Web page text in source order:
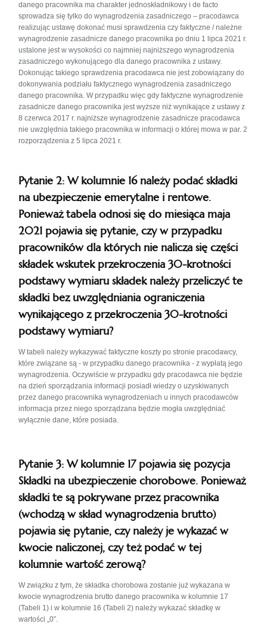
danego pracownika ma charakter jednoskładnikowy i de facto
sprowadza się tylko do wynagrodzenia zasadniczego – pracodawca
realizując ustawę dokonać musi sprawdzenia czy faktyczne / należne
wynagrodzenie zasadnicze danego pracownika po dniu 1 lipca 2021 r.
ustalone jest w wysokości co najmniej najniższego wynagrodzenia
zasadniczego wykonującego dla danego pracownika z ustawy.
Dokonując takiego sprawdzenia pracodawca nie jest zobowiązany do
dokonywania podziału faktycznego wynagrodzenia zasadniczego
danego pracownika. W przypadku więc gdy faktyczne wynagrodzenie
zasadnicze danego pracownika jest wyższe niż wynikające z ustawy z
8 czerwca 2017 r. najniższe wynagrodzenie zasadnicze pracodawca
nie uwzględnia takiego pracownika w informacji o której mowa w par. 2
rozporządzenia z 5 lipca 2021 r.
Pytanie 2: W kolumnie 16 należy podać składki
na ubezpieczenie emerytalne i rentowe.
Ponieważ tabela odnosi się do miesiąca maja
2021 pojawia się pytanie, czy w przypadku
pracowników dla których nie nalicza się części
składek wskutek przekroczenia 30-krotności
podstawy wymiaru składek należy przeliczyć te
składki bez uwzględniania ograniczenia
wynikającego z przekroczenia 30-krotności
podstawy wymiaru?
W tabeli należy wykazywać faktyczne koszty po stronie pracodawcy,
które związane są - w przypadku danego pracownika - z wypłatą jego
wynagrodzenia. Oczywiście w przypadku gdy pracodawca nie będzie
na dzień sporządzania informacji posiadł wiedzy o uzyskiwanych
przez danego pracownika wynagrodzeniach u innych pracodawców
informacja przez niego sporządzana będzie mogła uwzględniać
wyłącznie dane, które posiada.
Pytanie 3: W kolumnie 17 pojawia się pozycja
Składki na ubezpieczenie chorobowe. Ponieważ
składki te są pokrywane przez pracownika
(wchodzą w skład wynagrodzenia brutto)
pojawia się pytanie, czy należy je wykazać w
kwocie naliczonej, czy też podać w tej
kolumnie wartość zerową?
W związku z tym, że składka chorobowa zostanie już wykazana w
kwocie wynagrodzenia brutto danego pracownika w kolumnie 17
(Tabeli 1) i w kolumnie 16 (Tabeli 2) należy wykazać składkę w
wartości „0”.